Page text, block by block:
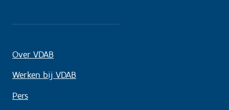
Over VDAB
Werken bij VDAB
Pers